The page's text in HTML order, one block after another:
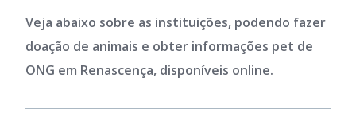
Veja abaixo sobre as instituições, podendo fazer
doação de animais e obter informações pet de
ONG em Renascença, disponíveis online.